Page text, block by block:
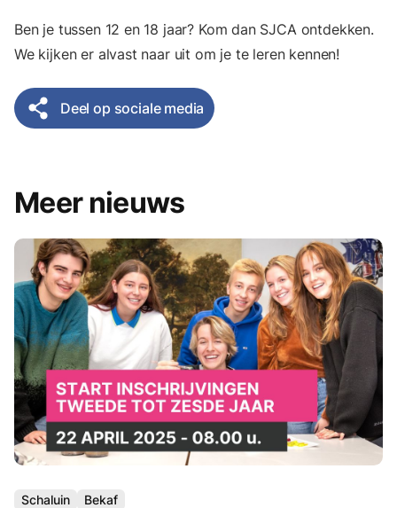
Ben je tussen 12 en 18 jaar? Kom dan SJCA ontdekken.
We kijken er alvast naar uit om je te leren kennen!
Deel op sociale media
Meer nieuws
Schaluin Bekaf